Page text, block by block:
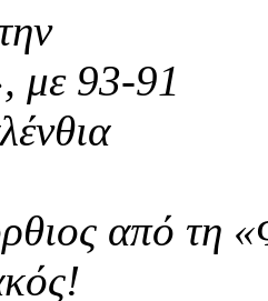
από τη